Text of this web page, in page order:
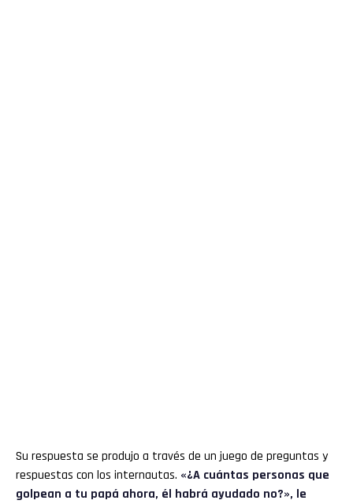
Su respuesta se produjo a través de un juego de preguntas y
respuestas con los internautas. «¿A cuántas personas que
golpean a tu papá ahora, él habrá ayudado no?», le